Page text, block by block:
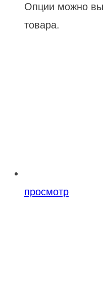
Опции можно
товара.
просмотр